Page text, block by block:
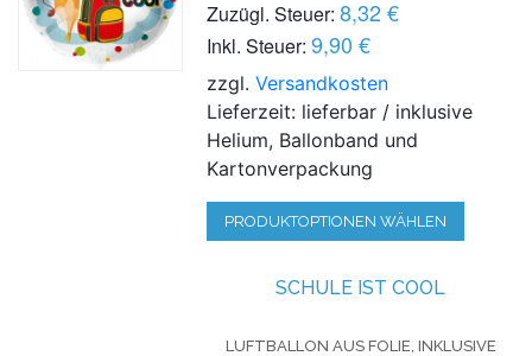
Zuzügl. Steuer: 8,32 €
Inkl. Steuer: 9,90 €
zzgl.Versandkosten
Lieferzeit: lieferbar / inklusive
Helium, Ballonband und
Kartonverpackung
PRODUKTOPTIONEN WÄHLEN
SCHULE IST COOL
LUFTBALLON AUS FOLIE, INKLUSIVE